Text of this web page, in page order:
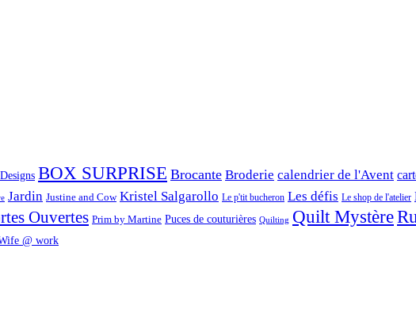
BOX SURPRISE Brocante Broderie calendrier de l'Avent
Jardin Justine and Cow Kristel Salgarollo Le p'tit bucheron Les défis Le shop de l'atelier
Ouvertes Prim by Martine Puces de couturières Quilting Quilt Mystère
@ work